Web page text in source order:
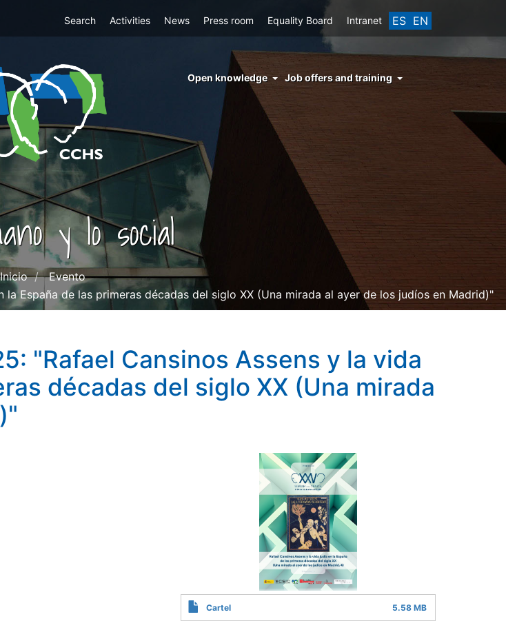
ES EN
Top
Search Activities News Press room Equality Board Intranet
menu
conocimiento
abierto
Open knowledge Job offers and training
y lo social
Inicio
Evento
España de las primeras décadas del siglo XX (Una mirada al ayer de los judíos en Madrid)"
"Rafael Cansinos Assens y la vida
décadas del siglo XX (Una mirada
Cartel 5.58 MB